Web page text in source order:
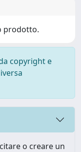
prodotto.
copyright e
o creare un